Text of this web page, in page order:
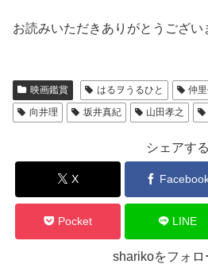
お読みいただきありがとうござい
映画鑑賞 はるヲうるひと 仲
向井理
坂井真紀 山田孝之
シェアする
X
Pocket LINE
sharikoをフォロ